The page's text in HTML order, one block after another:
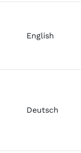
English
Deutsch